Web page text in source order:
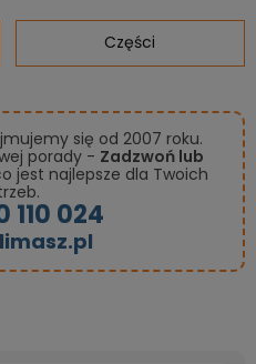
Części
się od 2007 roku.
porady - Zadzwoń lub
jest najlepsze dla Twoich
110 024